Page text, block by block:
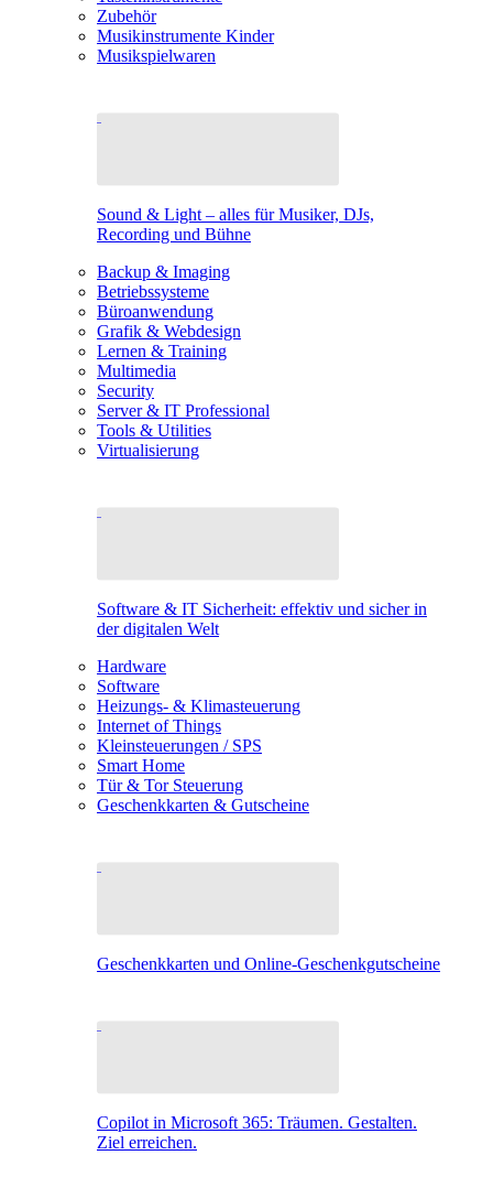
Zubehör
Musikinstrumente Kinder
Musikspielwaren
Sound & Light – alles für Musiker, DJs,
Recording und Bühne
Backup & Imaging
Betriebssysteme
Büroanwendung
Grafik & Webdesign
Lernen & Training
Multimedia
Security
Server & IT Professional
Tools & Utilities
Virtualisierung
Software & IT Sicherheit: effektiv und sicher in
der digitalen Welt
Hardware
Software
Heizungs- & Klimasteuerung
Internet of Things
Kleinsteuerungen / SPS
Smart Home
Tür & Tor Steuerung
Geschenkkarten & Gutscheine
Geschenkkarten und Online-Geschenkgutscheine
Copilot in Microsoft 365: Träumen. Gestalten.
Ziel erreichen.